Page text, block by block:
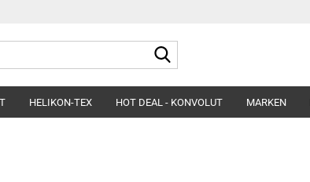
HELIKON-TEX HOT DEAL - KONVOLUT MARKEN